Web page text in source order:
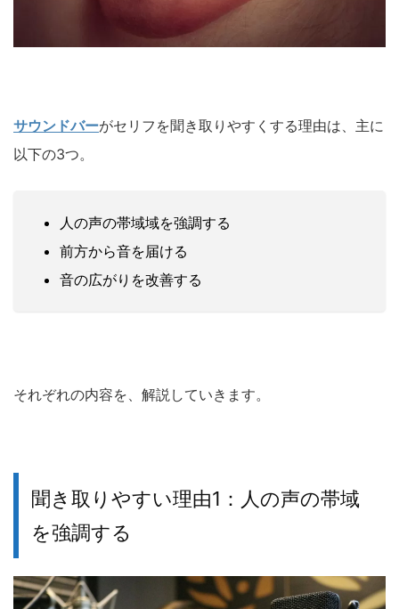
サウンドバーがセリフを聞き取りやすくする理由は、主に
以下の3つ。
人の声の帯域域を強調する
前方から音を届ける
音の広がりを改善する
それぞれの内容を、解説していきます。
聞き取りやすい理由1：人の声の帯域
を強調する